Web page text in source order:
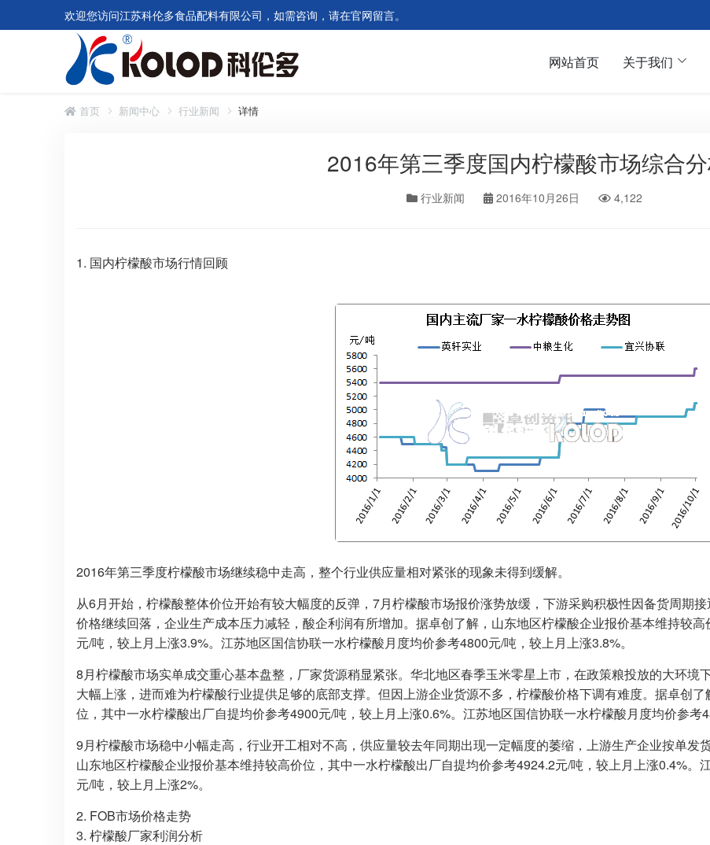
欢迎您访问江苏科伦多食品配料有限公司，如需咨询，请在官网留言。
网站首页 关于我们
首页 新闻中心 行业新闻 详情
2016年第三季度国内柠檬酸市场综合
行业新闻 2016年10月26日 4,122
1. 国内柠檬酸市场行情回顾
2016年第三季度柠檬酸市场继续稳中走高，整个行业供应量相对紧张的现象未得到缓解。
从6月开始，柠檬酸整体价位开始有较大幅度的反弹，7月柠檬酸市场报价涨势放缓，下游采购积极性因备货周期
价格继续回落，企业生产成本压力减轻，酸企利润有所增加。据卓创了解，山东地区柠檬酸企业报价基本维持较
元/吨，较上月上涨3.9%。江苏地区国信协联一水柠檬酸月度均价参考4800元/吨，较上月上涨3.8%。
8月柠檬酸市场实单成交重心基本盘整，厂家货源稍显紧张。华北地区春季玉米零星上市，在政策粮投放的大环境
大幅上涨，进而难为柠檬酸行业提供足够的底部支撑。但因上游企业货源不多，柠檬酸价格下调有难度。据卓创
位，其中一水柠檬酸出厂自提均价参考4900元/吨，较上月上涨0.6%。江苏地区国信协联一水柠檬酸月度均价参考
9月柠檬酸市场稳中小幅走高，行业开工相对不高，供应量较去年同期出现一定幅度的萎缩，上游生产企业按单发
山东地区柠檬酸企业报价基本维持较高价位，其中一水柠檬酸出厂自提均价参考4924.2元/吨，较上月上涨0.4%。
元/吨，较上月上涨2%。
2. FOB市场价格走势
3. 柠檬酸厂家利润分析